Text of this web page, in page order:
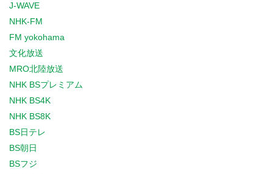
J-WAVE
NHK-FM
FM yokohama
文化放送
MRO北陸放送
NHK BSプレミアム
NHK BS4K
NHK BS8K
BS日テレ
BS朝日
BSフジ